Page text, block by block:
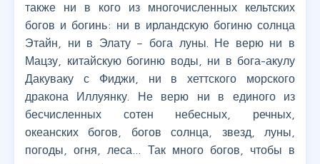
также ни в кого из многочисленных кельтских
богов и богинь: ни в ирландскую богиню солнца
Этайн, ни в Элату – бога луны. Не верю ни в
Мацзу, китайскую богиню воды, ни в бога-акулу
Дакуваку с Фиджи, ни в хеттского морского
дракона Иллуянку. Не верю ни в единого из
бесчисленных сотен небесных, речных,
океанских богов, богов солнца, звезд, луны,
погоды, огня, леса… Так много богов, чтобы в